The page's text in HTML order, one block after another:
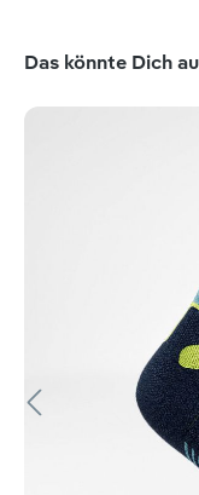
Produktgalerie
Das könnte Dich